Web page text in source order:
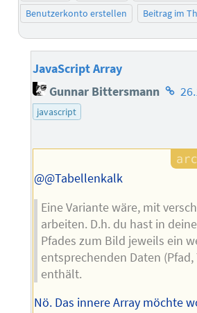
Benutzerkonto erstellen
Beitrag im
JavaScript Array
Gunnar Bittersmann
javascript
@@Tabellenkalk
Eine Variante wäre, mit
arbeiten. D.h. du hast in
Pfades zum Bild jeweils ein
entsprechenden Daten
enthält.
Nö. Das innere Array möchte